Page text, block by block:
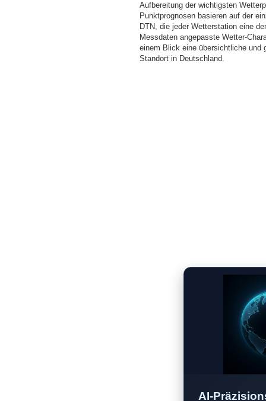
Aufbereitung der wichtigsten
Punktprognosen basieren auf der
DTN, die jeder Wetterstation eine
Messdaten angepasste Wetter-
einem Blick eine übersichtliche und
Standort in Deutschland.
AI-